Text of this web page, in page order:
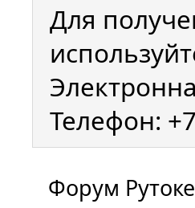
Для
Телефон:
Форум